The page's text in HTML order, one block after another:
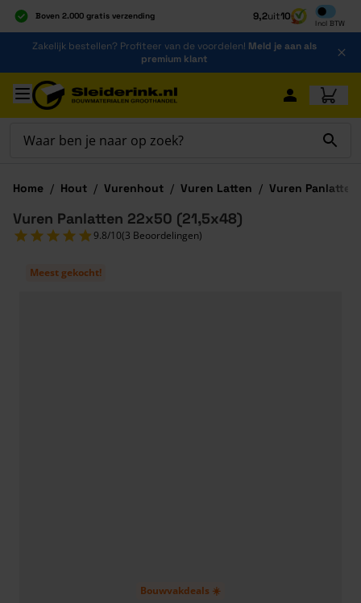
Boven 2.000 gratis verzending
Al 40 jaar dé specialist
Alles onder één dak
9,2uit10
Incl BTW
Inclusief
Ga naar de inhoud
Zakelijk bestellen? Profiteer van de voordelen! Meld je aan als
premium klant
Ga naar hoofdinhoud
Home / Hout / Vurenhout / Vuren Latten / Vuren Panlatten
Meest gekocht!
Bouwvakdeals ☀️
Vuren Panlatten 22x50 (21,5x48)
9.8/10(3 Beoordelingen)